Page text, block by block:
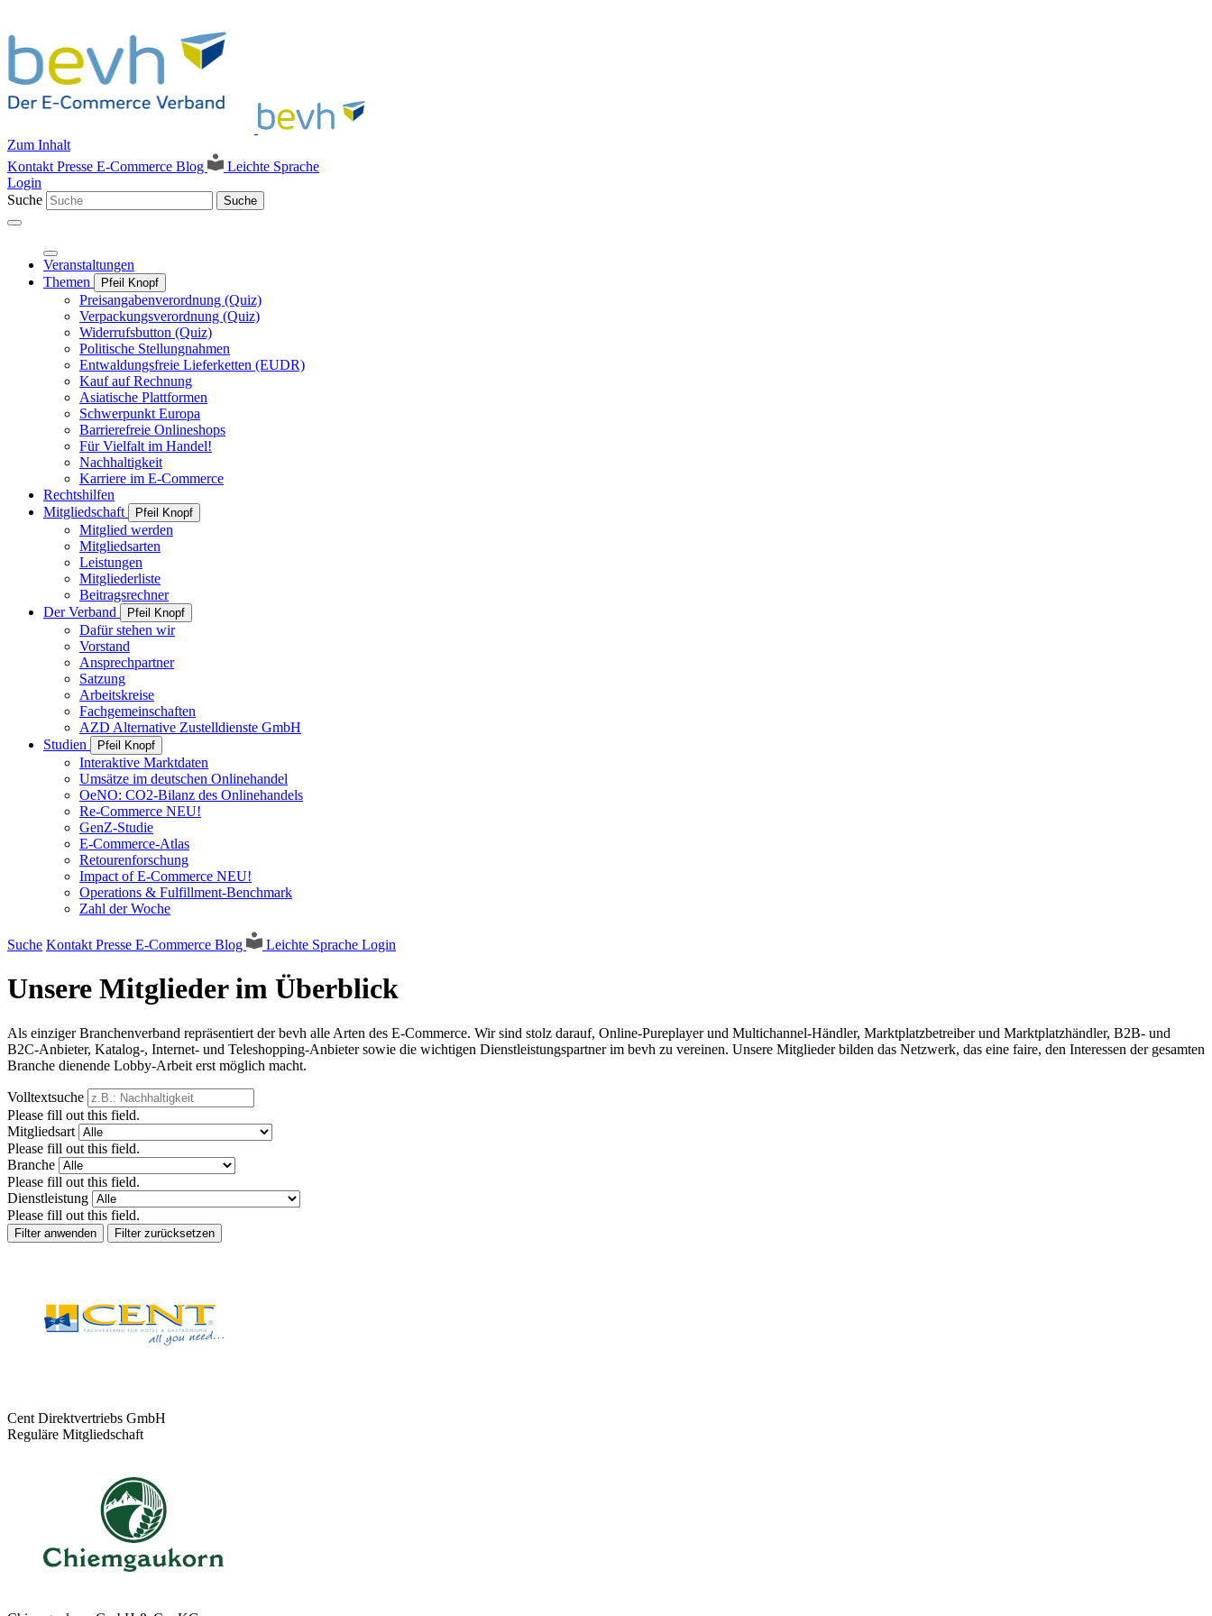
Zum Inhalt
Kontakt Presse E-Commerce Blog
Leichte Sprache
Login
Suche
Suche
Veranstaltungen
Themen
Pfeil Knopf
Preisangabenverordnung (Quiz)
Verpackungsverordnung (Quiz)
Widerrufsbutton (Quiz)
Politische Stellungnahmen
Entwaldungsfreie Lieferketten (EUDR)
Kauf auf Rechnung
Asiatische Plattformen
Schwerpunkt Europa
Barrierefreie Onlineshops
Für Vielfalt im Handel!
Nachhaltigkeit
Karriere im E-Commerce
Rechtshilfen
Mitgliedschaft
Pfeil Knopf
Mitglied werden
Mitgliedsarten
Leistungen
Mitgliederliste
Beitragsrechner
Der Verband
Pfeil Knopf
Dafür stehen wir
Vorstand
Ansprechpartner
Satzung
Arbeitskreise
Fachgemeinschaften
AZD Alternative Zustelldienste GmbH
Studien
Pfeil Knopf
Interaktive Marktdaten
Umsätze im deutschen Onlinehandel
OeNO: CO2-Bilanz des Onlinehandels
Re-Commerce NEU!
GenZ-Studie
E-Commerce-Atlas
Retourenforschung
Impact of E-Commerce NEU!
Operations & Fulfillment-Benchmark
Zahl der Woche
Suche Kontakt Presse E-Commerce Blog Leichte Sprache Login
Unsere Mitglieder im Überblick
Als einziger Branchenverband repräsentiert der bevh alle Arten des E-Commerce. Wir sind stolz darauf, Online-Pureplayer und Multichannel-Händler, Marktplatzbetreiber und Marktplatzhändler, B2B- und
B2C-Anbieter, Katalog-, Internet- und Teleshopping-Anbieter sowie die wichtigen Dienstleistungspartner im bevh zu vereinen. Unsere Mitglieder bilden das Netzwerk, das eine faire, den Interessen der gesamten
Branche dienende Lobby-Arbeit erst möglich macht.
Volltextsuche
Please fill out this field.
Mitgliedsart
Please fill out this field.
Branche
Please fill out this field.
Dienstleistung
Please fill out this field.
Cent Direktvertriebs GmbH
Reguläre Mitgliedschaft